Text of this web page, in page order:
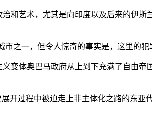
和艺术，尤其是向印度以及后来的伊
之一，但令人惊奇的事实是，这里的
变体奥巴马政府从上到下充满了自由
开过程中被迫走上非主体化之路的东